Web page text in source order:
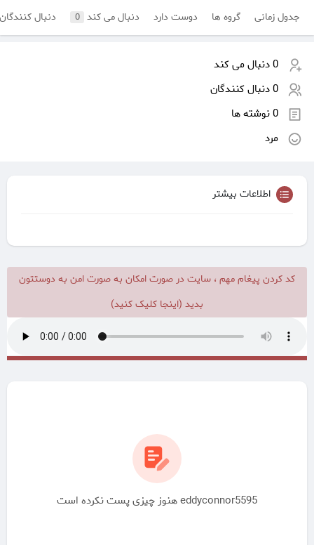
جدول زمانی گروه ها دوست دارد دنبال می کند 0 دنبال
0 دنبال می کند
0 دنبال کنندگان
0 نوشته ها
مرد
اطلاعات بیشتر
کد کردن پیغام مهم ، سایت در صورت امکان به صورت امن به دوستتون
بدید (اینجا کلیک کنید)
eddyconnor5595 هنوز چیزی پست نکرده است